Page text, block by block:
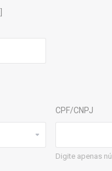
CPF/CNPJ
Digite apenas